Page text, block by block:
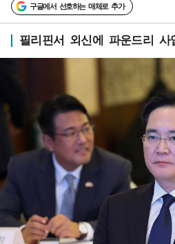
구글에서 선호하는 매체로 추가
필리핀서 외신에 파운드리 사